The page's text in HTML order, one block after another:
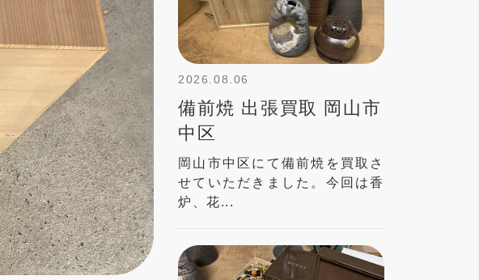
2026.08.06
備前焼 出張買取 岡山市
中区
岡山市中区にて備前焼を買取さ
せていただきました。今回は香
炉、花...